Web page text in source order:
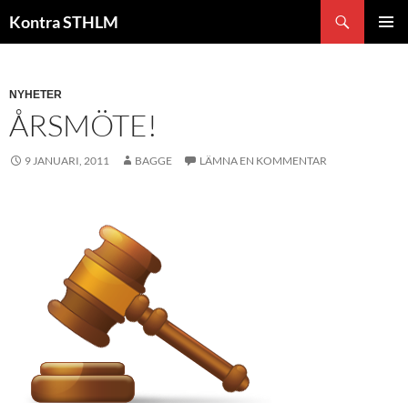
tillKontra STHLM
NYHETER
ÅRSMÖTE!
9 JANUARI, 2011 BAGGE LÄMNA EN KOMMENTAR